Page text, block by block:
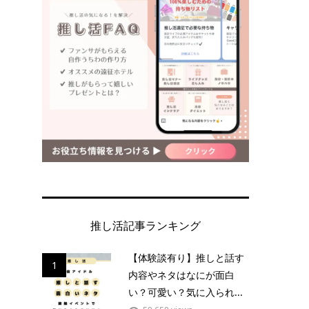
推し活記事ランキング
1
【体験談有り】推しと話す
内容やネタはなにが面白
い？可愛い？気に入られ...